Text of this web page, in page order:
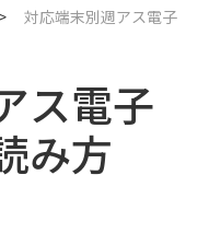
v
>
対応端末別週アス電子
ス電子
み方